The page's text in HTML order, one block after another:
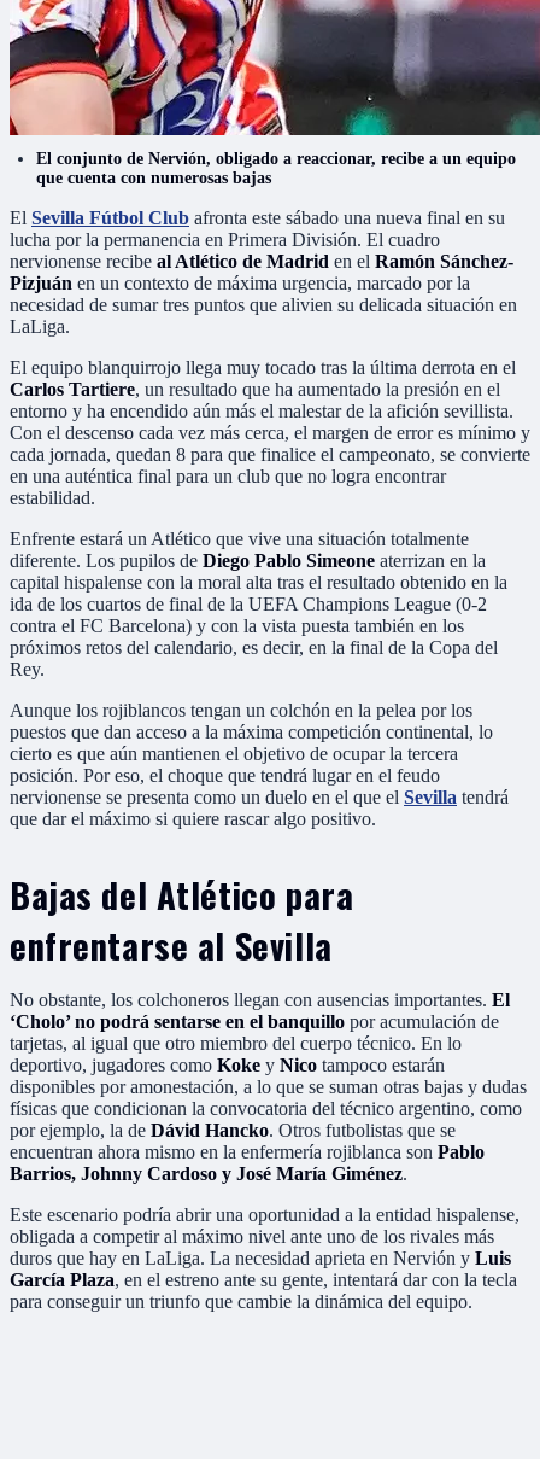
El conjunto de Nervión, obligado a reaccionar, recibe a un equipo
que cuenta con numerosas bajas
El Sevilla Fútbol Club afronta este sábado una nueva final en su
lucha por la permanencia en Primera División. El cuadro
nervionense recibe al Atlético de Madrid en el Ramón Sánchez-
Pizjuán en un contexto de máxima urgencia, marcado por la
necesidad de sumar tres puntos que alivien su delicada situación en
LaLiga.
El equipo blanquirrojo llega muy tocado tras la última derrota en el
Carlos Tartiere, un resultado que ha aumentado la presión en el
entorno y ha encendido aún más el malestar de la afición sevillista.
Con el descenso cada vez más cerca, el margen de error es mínimo y
cada jornada, quedan 8 para que finalice el campeonato, se convierte
en una auténtica final para un club que no logra encontrar
estabilidad.
Enfrente estará un Atlético que vive una situación totalmente
diferente. Los pupilos de Diego Pablo Simeone aterrizan en la
capital hispalense con la moral alta tras el resultado obtenido en la
ida de los cuartos de final de la UEFA Champions League (0-2
contra el FC Barcelona) y con la vista puesta también en los
próximos retos del calendario, es decir, en la final de la Copa del
Rey.
Aunque los rojiblancos tengan un colchón en la pelea por los
puestos que dan acceso a la máxima competición continental, lo
cierto es que aún mantienen el objetivo de ocupar la tercera
posición. Por eso, el choque que tendrá lugar en el feudo
nervionense se presenta como un duelo en el que el Sevilla tendrá
que dar el máximo si quiere rascar algo positivo.
Bajas del Atlético para
enfrentarse al Sevilla
No obstante, los colchoneros llegan con ausencias importantes. El
‘Cholo’ no podrá sentarse en el banquillo por acumulación de
tarjetas, al igual que otro miembro del cuerpo técnico. En lo
deportivo, jugadores como Koke y Nico tampoco estarán
disponibles por amonestación, a lo que se suman otras bajas y dudas
físicas que condicionan la convocatoria del técnico argentino, como
por ejemplo, la de Dávid Hancko. Otros futbolistas que se
encuentran ahora mismo en la enfermería rojiblanca son Pablo
Barrios, Johnny Cardoso y José María Giménez.
Este escenario podría abrir una oportunidad a la entidad hispalense,
obligada a competir al máximo nivel ante uno de los rivales más
duros que hay en LaLiga. La necesidad aprieta en Nervión y Luis
García Plaza, en el estreno ante su gente, intentará dar con la tecla
para conseguir un triunfo que cambie la dinámica del equipo.